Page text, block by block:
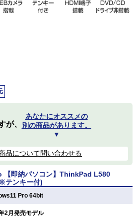
が、
あなたにオススメの
別の商品があります。
▼
品について問い合わせる
【即納パソコン】ThinkPad L580
ンキー付)
Pro 64bit
2月発売モデル